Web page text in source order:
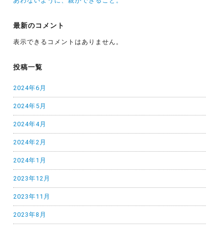
最新のコメント
表示できるコメントはありません。
投稿一覧
2024年6月
2024年5月
2024年4月
2024年2月
2024年1月
2023年12月
2023年11月
2023年8月